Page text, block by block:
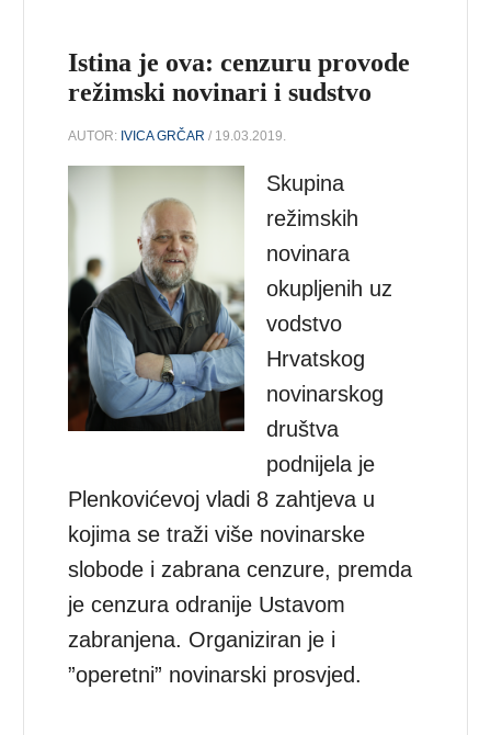
Istina je ova: cenzuru provode
režimski novinari i sudstvo
AUTOR: IVICA GRČAR / 19.03.2019.
Skupina
režimskih
novinara
okupljenih uz
vodstvo
Hrvatskog
novinarskog
društva
podnijela je
Plenkovićevoj vladi 8 zahtjeva u
kojima se traži više novinarske
slobode i zabrana cenzure, premda
je cenzura odranije Ustavom
zabranjena. Organiziran je i
”operetni” novinarski prosvjed.